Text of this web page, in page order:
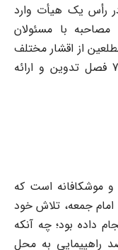
رأس یک هیأت وارد
با مسئولان
از اقشار مختلف
مردم، گزارش جامعی در یک مقدمه و 7 فصل تدوین و ارائه
موشکافانه است که
جمعه، تلاش خود
داده بود؛ چه آنکه
راهپیمایی به محل